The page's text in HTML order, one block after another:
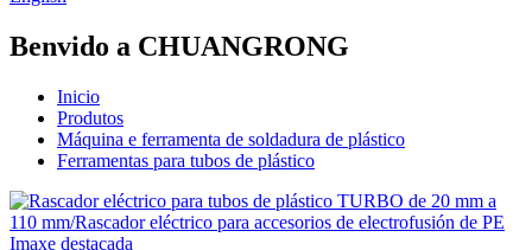
Benvido a CHUANGRONG
Inicio
Produtos
Máquina e ferramenta de soldadura de plástico
Ferramentas para tubos de plástico